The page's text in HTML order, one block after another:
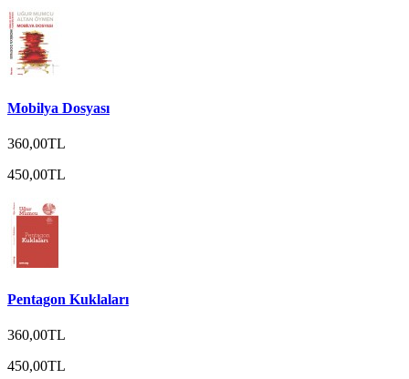
Mobilya Dosyası
360,00TL
450,00TL
Pentagon Kuklaları
360,00TL
450,00TL